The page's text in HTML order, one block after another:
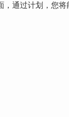
通过计划，您